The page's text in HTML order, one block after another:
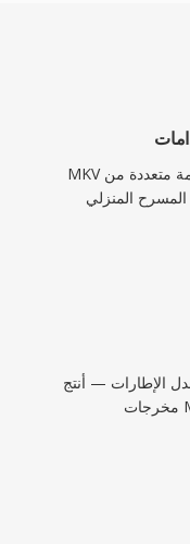
MKV يحتوي مسارات صوت وترجمة متعددة من MTS —
الإطارات — أنتج